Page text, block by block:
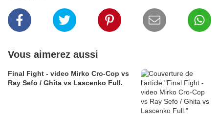
Vous aimerez aussi
Final Fight - video Mirko Cro-Cop vs
Ray Sefo / Ghita vs Lascenko Full.